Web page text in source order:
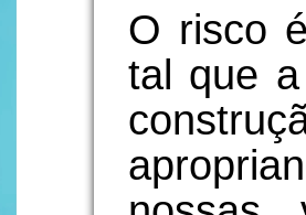
O risco
tal que